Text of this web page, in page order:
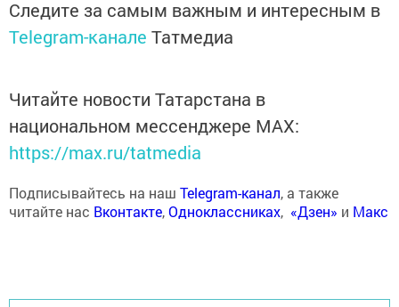
Следите за самым важным и интересным в
Telegram-канале Татмедиа
Читайте новости Татарстана в
национальном мессенджере MАХ:
https://max.ru/tatmedia
Подписывайтесь на наш Telegram-канал, а также
читайте нас Вконтакте,Одноклассниках, «Дзен» и Макс